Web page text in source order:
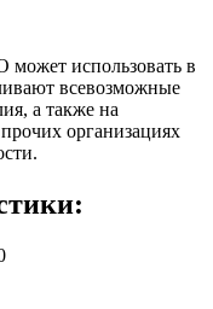
может использовать в
всевозможные
а также на
организациях